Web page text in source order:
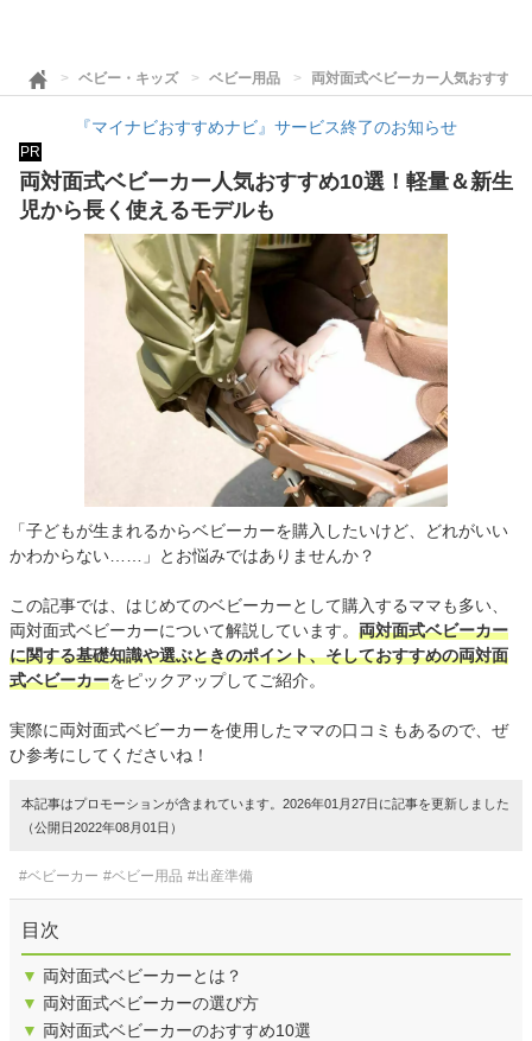
ベビー・キッズ ベビー用品 両対面式ベビーカー人気おすす
『マイナビおすすめナビ』サービス終了のお知らせ
PR
両対面式ベビーカー人気おすすめ10選！軽量＆新生
児から長く使えるモデルも
「子どもが生まれるからベビーカーを購入したいけど、どれがいい
かわからない……」とお悩みではありませんか？
この記事では、はじめてのベビーカーとして購入するママも多い、
両対面式ベビーカーについて解説しています。 両対面式ベビーカー
に関する基礎知識や選ぶときのポイント、そしておすすめの両対面
式ベビーカーをピックアップしてご紹介。
実際に両対面式ベビーカーを使用したママの口コミもあるので、ぜ
ひ参考にしてくださいね！
本記事はプロモーションが含まれています。2026年01月27日に記事を更新しました
（公開日2022年08月01日）
#ベビーカー #ベビー用品 #出産準備
目次
▼ 両対面式ベビーカーとは？
▼ 両対面式ベビーカーの選び方
▼ 両対面式ベビーカーのおすすめ10選